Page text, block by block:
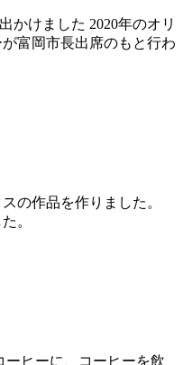
かけました 2020年のオリ
富岡市長出席のもと行わ
の作品を作りました。
。
ーヒーに、コーヒーを飲